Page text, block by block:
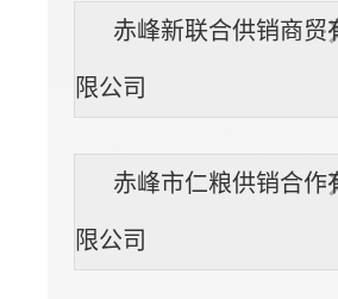
组织赤峰新联合供销商贸
限公司
赤峰市仁粮供销合作
限公司